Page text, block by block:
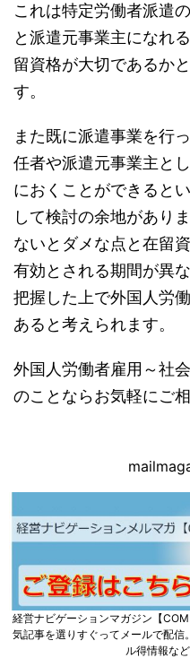
これは特定労働者派遣
と派遣元事業主になれ
留資格が大切であるか
す。
また既に派遣事業を行
任者や派遣元事業主と
におくことができると
して検討の余地があり
ないとダメな点と在留
有効とされる期間が異
把握した上で外国人労
あると考えられます。
外国人労働者雇用～社
のことならお気軽にご相
経営ナビゲーションマガジン【
気記事を選りすぐってメールで配
ル得情報な